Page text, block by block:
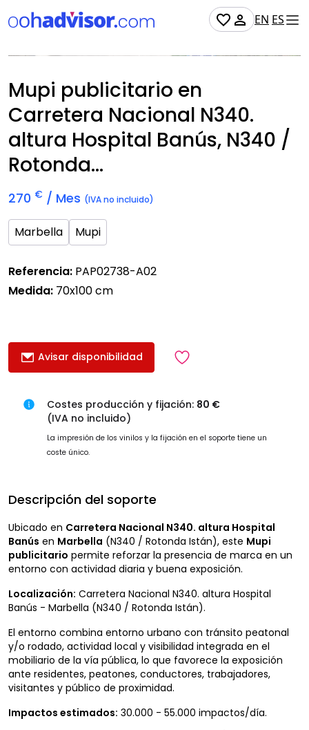
EN ES
No Disponible
Mupi publicitario en
Carretera Nacional N340.
altura Hospital Banús, N340 /
Rotonda...
270 € / Mes (IVA no incluido)
Marbella Mupi
Referencia: PAP02738-A02
Medida: 70x100 cm
Avisar disponibilidad
Costes producción y fijación: 80 €
(IVA no incluido)
La impresión de los vinilos y la fijación en el soporte tiene un
coste único.
Descripción del soporte
Ubicado en Carretera Nacional N340. altura Hospital
Banús en Marbella (N340 / Rotonda Istán), este Mupi
publicitario permite reforzar la presencia de marca en un
entorno con actividad diaria y buena exposición.
Localización: Carretera Nacional N340. altura Hospital
Banús - Marbella (N340 / Rotonda Istán).
El entorno combina entorno urbano con tránsito peatonal
y/o rodado, actividad local y visibilidad integrada en el
mobiliario de la vía pública, lo que favorece la exposición
ante residentes, peatones, conductores, trabajadores,
visitantes y público de proximidad.
Impactos estimados: 30.000 - 55.000 impactos/día.